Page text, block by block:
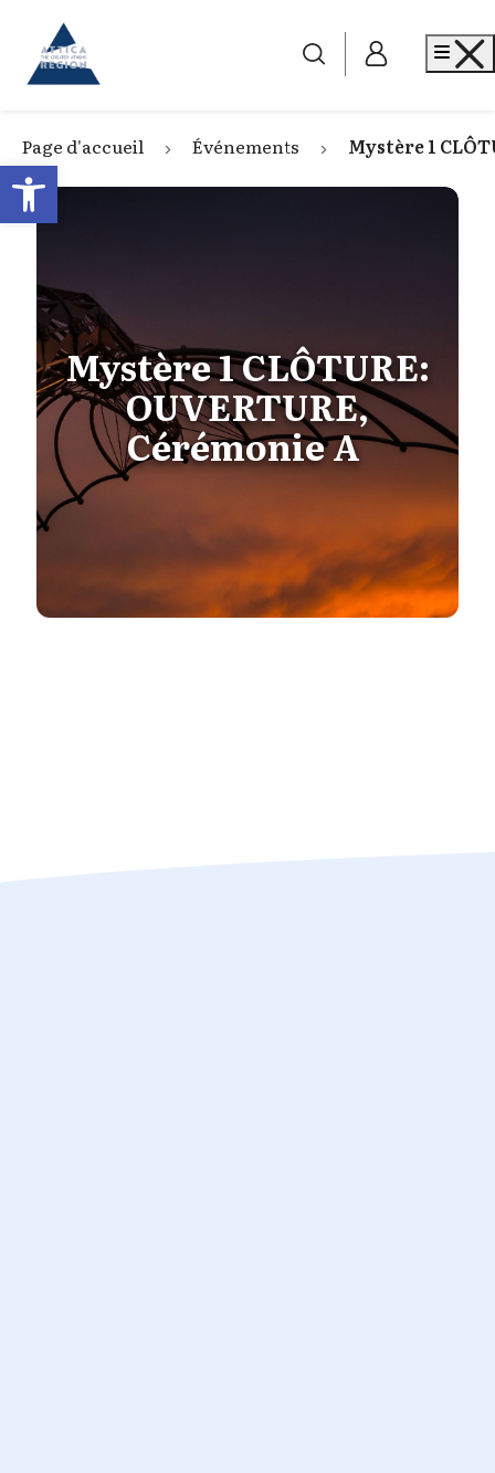
Open toolbar
Go to home
Page d'accueil Événements Mystère 1
Mystère 1 CLÔTURE:
OUVERTURE,
Cérémonie A